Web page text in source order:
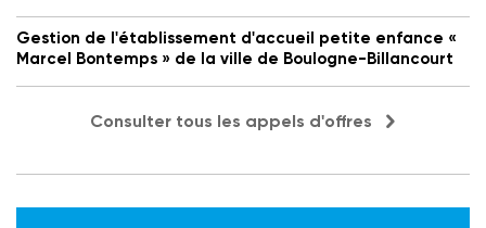
Gestion de l'établissement d'accueil petite enfance «
Marcel Bontemps » de la ville de Boulogne-Billancourt
Consulter tous les appels d'offres